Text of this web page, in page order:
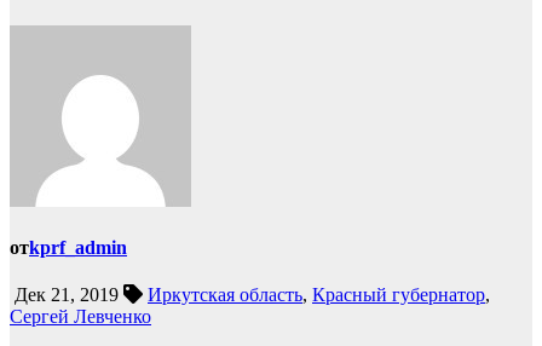
отkprf_admin
Дек 21, 2019 Иркутская область, Красный губернатор,
Сергей Левченко